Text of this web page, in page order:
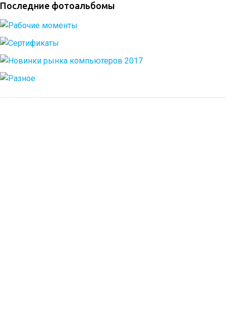
Последние фотоальбомы